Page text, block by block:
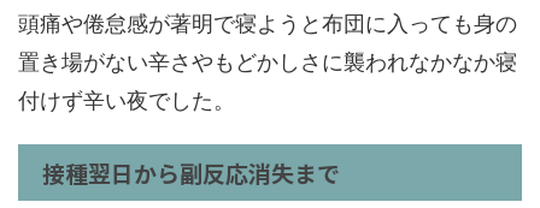
頭痛や倦怠感が著明で寝ようと布団に入っても身の
置き場がない辛さやもどかしさに襲われなかなか寝
付けず辛い夜でした。
接種翌日から副反応消失まで